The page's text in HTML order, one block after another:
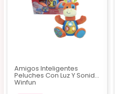
Amigos Inteligentes
Peluches Con Luz Y Sonido
Winfun